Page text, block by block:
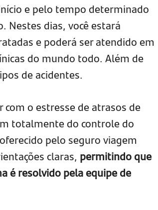
e pelo tempo determinado
Nestes dias, você estará
e poderá ser atendido em
do mundo todo. Além de
de acidentes.
o estresse de atrasos de
totalmente do controle do
pelo seguro viagem
claras, permitindo que
é resolvido pela equipe de